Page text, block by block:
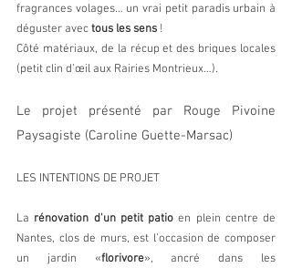
fragrances volages… un vrai petit paradis urbain à
déguster avec tous les sens !
Côté matériaux, de la récup et des briques locales
(petit clin d’œil aux Rairies Montrieux…).
Le projet présenté par Rouge Pivoine
Paysagiste (Caroline Guette-Marsac)
LES INTENTIONS DE PROJET
La rénovation d'un petit patio en plein centre de
Nantes, clos de murs, est l’occasion de composer
un jardin «florivore», ancré dans les